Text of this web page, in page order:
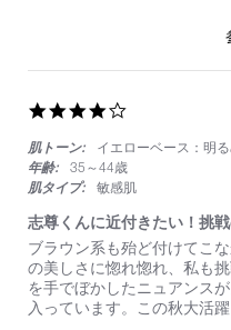
rating
肌トーン:
イエローベース：明
年齢:
35～44歳
肌タイプ:
敏感肌
志尊くんに近付きたい！挑
Review
by
on
9
review
stating
志
尊
ブラウン系も殆ど付けてこ
の美しさに惚れ惚れ、私も
を手でぼかしたニュアンス
入っています。この秋大活